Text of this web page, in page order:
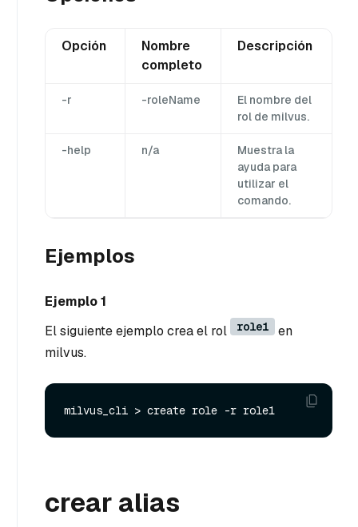
Opción
Nombre
completo
Descripción
-r -roleName
El nombre del
rol de milvus.
-help n/a
Muestra la
ayuda para
utilizar el
comando.
Ejemplos
Ejemplo 1
El siguiente ejemplo crea el rol
role1
en
milvus.
crear alias